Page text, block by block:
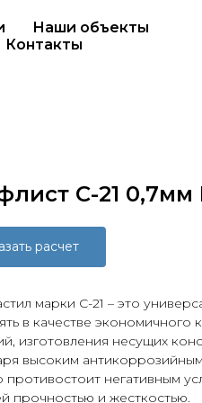
Наши объекты
Контакты
С-21 0,7мм
расчет
марки С-21 – это
в качестве экономичного
изготовления несущих
высоким
противостоит негативным
прочностью и жесткостью.